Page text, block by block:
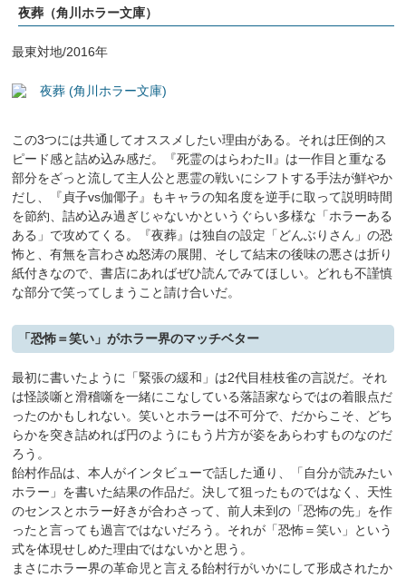
夜葬（角川ホラー文庫）
最東対地/2016年
夜葬 (角川ホラー文庫)
この3つには共通してオススメしたい理由がある。それは圧倒的ス
ピード感と詰め込み感だ。『死霊のはらわたII』は一作目と重なる
部分をざっと流して主人公と悪霊の戦いにシフトする手法が鮮やか
だし、『貞子vs伽倻子』もキャラの知名度を逆手に取って説明時間
を節約、詰め込み過ぎじゃないかというぐらい多様な「ホラーある
ある」で攻めてくる。『夜葬』は独自の設定「どんぶりさん」の恐
怖と、有無を言わさぬ怒涛の展開、そして結末の後味の悪さは折り
紙付きなので、書店にあればぜひ読んでみてほしい。どれも不謹慎
な部分で笑ってしまうこと請け合いだ。
「恐怖＝笑い」がホラー界のマッチベター
最初に書いたように「緊張の緩和」は2代目桂枝雀の言説だ。それ
は怪談噺と滑稽噺を一緒にこなしている落語家ならではの着眼点だ
ったのかもしれない。笑いとホラーは不可分で、だからこそ、どち
らかを突き詰めれば円のようにもう片方が姿をあらわすものなのだ
ろう。
飴村作品は、本人がインタビューで話した通り、「自分が読みたい
ホラー」を書いた結果の作品だ。決して狙ったものではなく、天性
のセンスとホラー好きが合わさって、前人未到の「恐怖の先」を作
ったと言っても過言ではないだろう。それが「恐怖＝笑い」という
式を体現せしめた理由ではないかと思う。
まさにホラー界の革命児と言える飴村行がいかにして形成されたか